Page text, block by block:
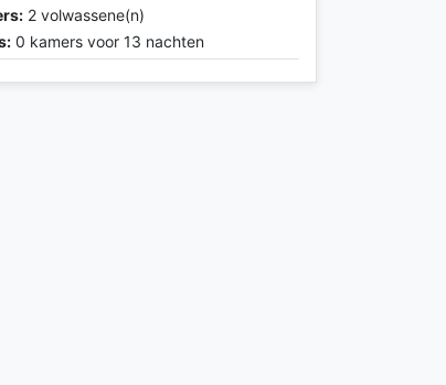
2 volwassene(n)
0 kamers voor 13 nachten